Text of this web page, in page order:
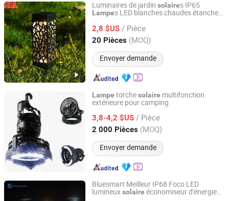
Luminaires de jardin solaires IP65
Lampes LED blanches chaudes étanches
2,8 $US / Pièce
20 Pièces (MOQ)
Envoyer demande
Ningbo Ezfocus Co., Ltd.
Zhejiang, China Depuis 2021
Lampe torchesolaire multifonction
extérieure pour camping
3,8-4,2 $US / Pièce
2 000 Pièces (MOQ)
Envoyer demande
Ningbo Yinzhou Wenhui Paper Co., Ltd.
Zhejiang, China Depuis 2012
Bluesmart Meilleur IP68 Foco LED
lumineuxsolaire économiseur d'énergie
Bluesmart Solar PV Co., Ltd.